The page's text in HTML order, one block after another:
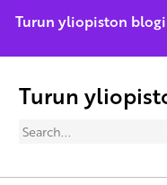
Turun
Search
Turun yliopiston